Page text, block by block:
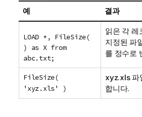
예 결과
LOAD *, FileSize(
) as X from
abc.txt;
읽은 각 레
지정된 파
를 정수로
FileSize(
'xyz.xls' )
xyz.xls파
합니다.